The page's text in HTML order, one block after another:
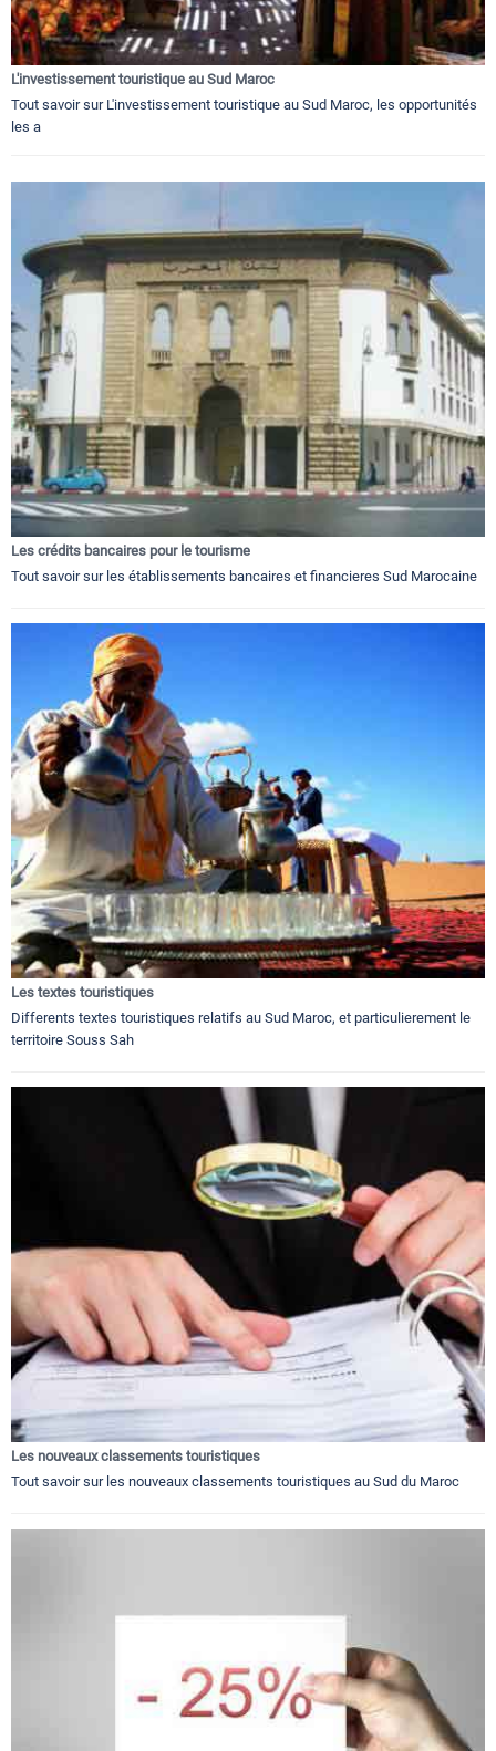
L'investissement touristique au Sud Maroc
Tout savoir sur L'investissement touristique au Sud Maroc, les opportunités
les a
Les crédits bancaires pour le tourisme
Tout savoir sur les établissements bancaires et financieres Sud Marocaine
Les textes touristiques
Differents textes touristiques relatifs au Sud Maroc, et particulierement le
territoire Souss Sah
Les nouveaux classements touristiques
Tout savoir sur les nouveaux classements touristiques au Sud du Maroc